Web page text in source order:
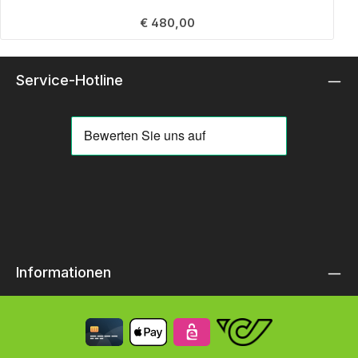
Regulärer Preis:
€ 480,00
Service-Hotline
Informationen